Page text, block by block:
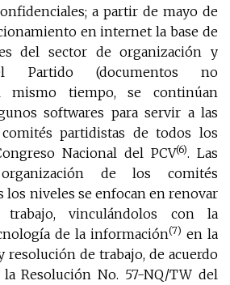
a partir de mayo de
en internet la base de
del sector de organización y
Partido (documentos no
mismo tiempo, se continúan
softwares para servir a las
partidistas de todos los
Nacional del PCV(6). Las
de los comités
los niveles se enfocan en renovar
vinculándolos con la
de la información(7) en la
resolución de trabajo, de acuerdo
Resolución No. 57-NQ/TW del